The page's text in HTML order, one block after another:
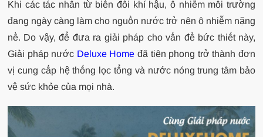
Khi các tác nhân từ biến đổi khí hậu, ô nhiễm môi trường
đang ngày càng làm cho nguồn nước trở nên ô nhiễm nặng
nề. Do vậy, để đưa ra giải pháp cho vấn đề bức thiết này,
Giải pháp nước Deluxe Home đã tiên phong trở thành đơn
vị cung cấp hệ thống lọc tổng và nước nóng trung tâm bảo
vệ sức khỏe của mọi nhà.